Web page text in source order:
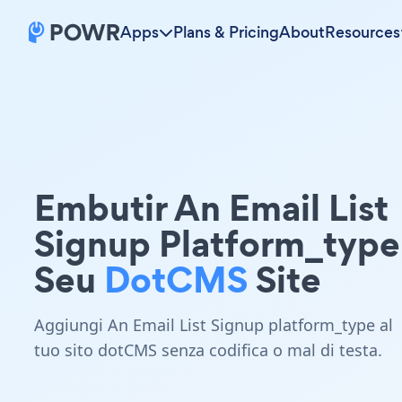
Apps Plans & PricingAboutResources
Embutir An Email List
Signup
Seu DotCMSSite
Aggiungi An Email List Signup platform_type al
tuo sito dotCMS senza codifica o mal di testa.